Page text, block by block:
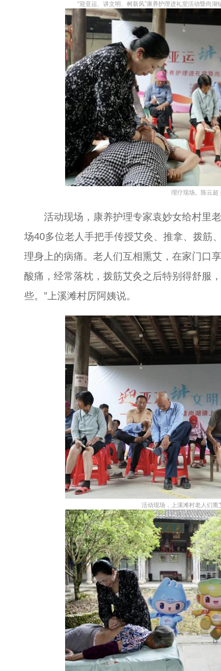
“迎亚运、讲文明、树新风”康养护理进礼堂活动暨尚
理疗现场。陈云超
活动现场，康养护理专家袁妙女给村里老
场40多位老人手把手传授艾灸、推拿、拨筋
理身上的病痛。老人们互相熏艾，在家门口
酸痛，经常落枕，拨筋艾灸之后特别得舒服
些。”上溪滩村厉阿姨说。
活动现场，上溪滩村老人们熏